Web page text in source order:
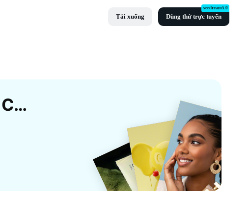
Tải xuống Dùng thử trực tuyến
seedream5.0
Mẫu Cắt Tóc Ngắn Đi Bạn Cho Mát Miễn Phí Từ CapCut